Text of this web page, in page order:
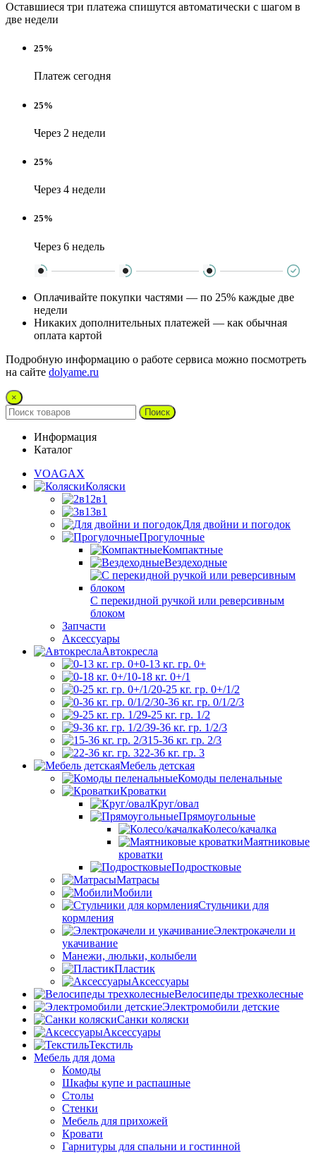
Оставшиеся три платежа спишутся автоматически с шагом в
две недели
25%
Платеж сегодня
25%
Через 2 недели
25%
Через 4 недели
25%
Через 6 недель
Оплачивайте покупки частями — по 25% каждые две
недели
Никаких дополнительных платежей — как обычная
оплата картой
Подробную информацию о работе сервиса можно посмотреть
на сайте dolyame.ru
×
Поиск
Информация
Каталог
VOAGAX
Коляски
2в1
3в1
Для двойни и погодок
Прогулочные
Компактные
Вездеходные
С перекидной ручкой или реверсивным
блоком
Запчасти
Аксессуары
Автокресла
0-13 кг. гр. 0+
0-18 кг. 0+/1
0-25 кг. гр. 0+/1/2
0-36 кг. гр. 0/1/2/3
9-25 кг. гр. 1/2
9-36 кг. гр. 1/2/3
15-36 кг. гр. 2/3
22-36 кг. гр. 3
Мебель детская
Комоды пеленальные
Кроватки
Круг/овал
Прямоугольные
Колесо/качалка
Маятниковые
кроватки
Подростковые
Матрасы
Мобили
Стульчики для
кормления
Электрокачели и
укачивание
Манежи, люльки, колыбели
Пластик
Аксессуары
Велосипеды трехколесные
Электромобили детские
Санки коляски
Аксессуары
Текстиль
Мебель для дома
Комоды
Шкафы купе и распашные
Столы
Стенки
Мебель для прихожей
Кровати
Гарнитуры для спальни и гостинной